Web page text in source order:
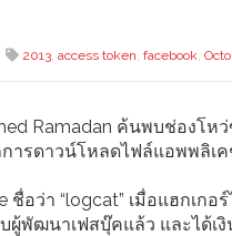
2013, access token, facebook,
Ramadan ค้นพบช่องโ
ารดาวน์โหลดไฟล์แอพพลิเ
อว่า “logcat” เมื่อแฮกเก
ผู้พัฒนาเฟสบุ๊คแล้ว และได้เ